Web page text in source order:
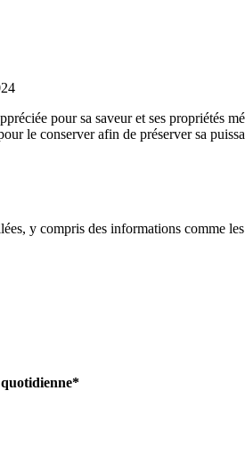
pour sa saveur et ses propriétés
le conserver afin de préserver sa
y compris des informations comme
*